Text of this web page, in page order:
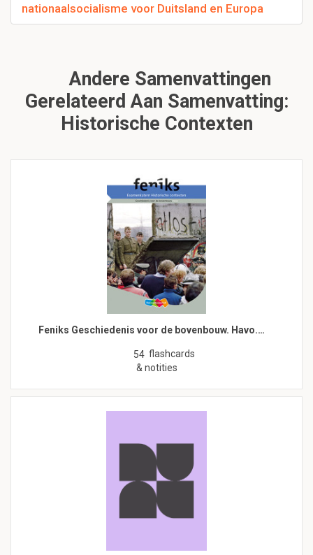
nationaalsocialisme voor Duitsland en Europa
Andere Samenvattingen
Gerelateerd Aan Samenvatting:
Historische Contexten
Feniks Geschiedenis voor de bovenbouw. Havo.…
54 flashcards
& notities